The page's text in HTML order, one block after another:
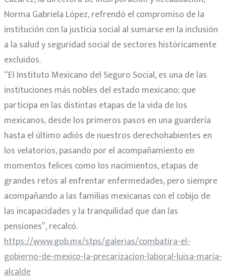
Norma Gabriela López, refrendó el compromiso de la
institución con la justicia social al sumarse en la inclusión
a la salud y seguridad social de sectores históricamente
excluidos.
“El Instituto Mexicano del Seguro Social, es una de las
instituciones más nobles del estado mexicano; que
participa en las distintas etapas de la vida de los
mexicanos, desde los primeros pasos en una guardería
hasta el último adiós de nuestros derechohabientes en
los velatorios, pasando por el acompañamiento en
momentos felices como los nacimientos, etapas de
grandes retos al enfrentar enfermedades, pero siempre
acompañando a las familias mexicanas con el cobijo de
las incapacidades y la tranquilidad que dan las
pensiones”, recalcó.
https://www.gob.mx/stps/galerias/combatira-el-
gobierno-de-mexico-la-precarizacion-laboral-luisa-maria-
alcalde